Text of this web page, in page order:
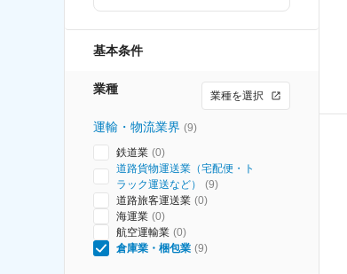
基本条件
業種 業種を選択
運輸・物流業界 (9)
鉄道業 (0)
道路貨物運送業（宅配便・ト
ラック運送など）
(9)
道路旅客運送業 (0)
海運業 (0)
航空運輸業 (0)
倉庫業・梱包業 (9)